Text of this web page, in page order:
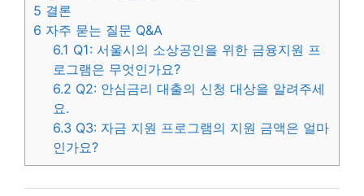
5 결론
6 자주 묻는 질문 Q&A
6.1 Q1: 서울시의 소상공인을 위한 금융지원 프
로그램은 무엇인가요?
6.2 Q2: 안심금리 대출의 신청 대상을 알려주세
요.
6.3 Q3: 자금 지원 프로그램의 지원 금액은 얼마
인가요?